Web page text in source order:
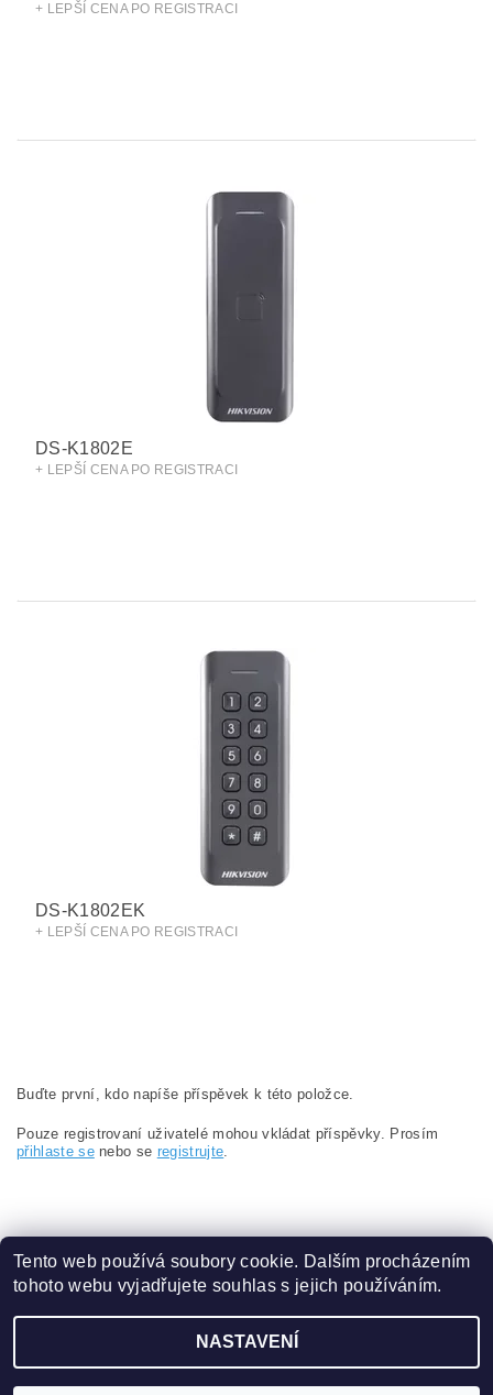
+ LEPŠÍ CENA PO REGISTRACI
DS-K1802E
+ LEPŠÍ CENA PO REGISTRACI
DS-K1802EK
+ LEPŠÍ CENA PO REGISTRACI
Buďte první, kdo napíše příspěvek k této položce.
Pouze registrovaní uživatelé mohou vkládat příspěvky. Prosím
přihlaste senebo se registrujte
Obchodní podmínky | Ochrana osobních údajů
2026 ©eshop.VAKAP.cz, všechna práva vyhrazena
Tento web používá soubory cookie. Dalším procházením
tohoto webu vyjadřujete souhlas s jejich používáním.
NASTAVENÍ